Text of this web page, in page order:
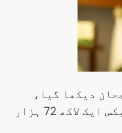
دیکھا گیا،
1500 سے زائد پوائنٹس کی کمی کے ساتھ پاکستان سٹاک مارکیٹ میں ہنڈرڈ انڈیکس ایک لاکھ 72 ہزار